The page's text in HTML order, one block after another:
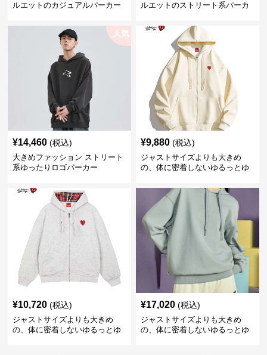
ルエットのカジュアルパーカー
ルエットのストリート系パーカ
人気
¥14,460 (税込)
大きめファッション ストリート
系ゆったりロゴパーカー
¥9,880 (税込)
ジャストサイズよりも大きめ
の、体に密着しないゆるっとゆ
ゆったりハッピーハート ジップ
アップパーカー
¥10,720 (税込)
ジャストサイズよりも大きめ
の、体に密着しないゆるっとゆ
¥17,020 (税込)
ジャストサイズよりも大きめ
の、体に密着しないゆるっとゆ